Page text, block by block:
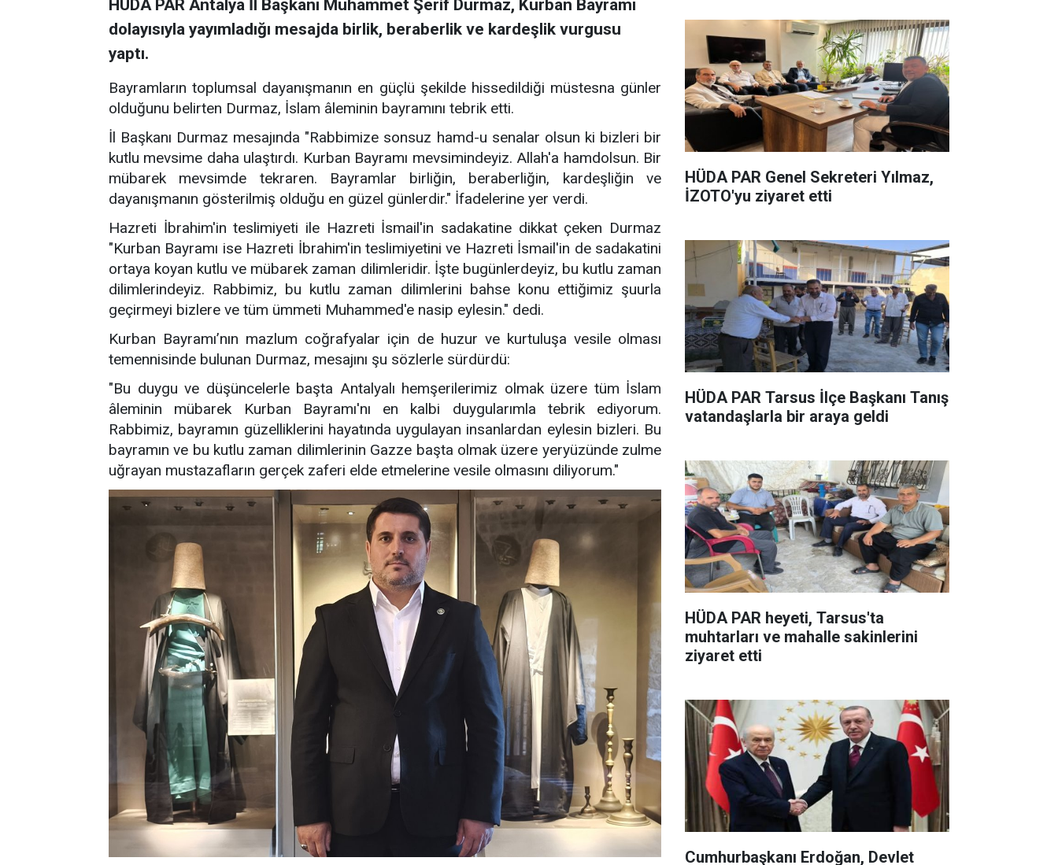
HÜDA PAR Antalya İl Başkanı Muhammet Şerif Durmaz, Kurban Bayramı
dolayısıyla yayımladığı mesajda birlik, beraberlik ve kardeşlik vurgusu
yaptı.
Bayramların toplumsal dayanışmanın en güçlü şekilde hissedildiği müstesna günler
olduğunu belirten Durmaz, İslam âleminin bayramını tebrik etti.
İl Başkanı Durmaz mesajında "Rabbimize sonsuz hamd-u senalar olsun ki bizleri bir
kutlu mevsime daha ulaştırdı. Kurban Bayramı mevsimindeyiz. Allah'a hamdolsun. Bir
mübarek mevsimde tekraren. Bayramlar birliğin, beraberliğin, kardeşliğin ve
dayanışmanın gösterilmiş olduğu en güzel günlerdir." İfadelerine yer verdi.
Hazreti İbrahim'in teslimiyeti ile Hazreti İsmail'in sadakatine dikkat çeken Durmaz
"Kurban Bayramı ise Hazreti İbrahim'in teslimiyetini ve Hazreti İsmail'in de sadakatini
ortaya koyan kutlu ve mübarek zaman dilimleridir. İşte bugünlerdeyiz, bu kutlu zaman
dilimlerindeyiz. Rabbimiz, bu kutlu zaman dilimlerini bahse konu ettiğimiz şuurla
geçirmeyi bizlere ve tüm ümmeti Muhammed'e nasip eylesin." dedi.
Kurban Bayramı’nın mazlum coğrafyalar için de huzur ve kurtuluşa vesile olması
temennisinde bulunan Durmaz, mesajını şu sözlerle sürdürdü:
"Bu duygu ve düşüncelerle başta Antalyalı hemşerilerimiz olmak üzere tüm İslam
âleminin mübarek Kurban Bayramı'nı en kalbi duygularımla tebrik ediyorum.
Rabbimiz, bayramın güzelliklerini hayatında uygulayan insanlardan eylesin bizleri. Bu
bayramın ve bu kutlu zaman dilimlerinin Gazze başta olmak üzere yeryüzünde zulme
uğrayan mustazafların gerçek zaferi elde etmelerine vesile olmasını diliyorum."
HÜDA PAR Genel Sekreteri Yılmaz,
İZOTO'yu ziyaret etti
HÜDA PAR Tarsus İlçe Başkanı Tanış
vatandaşlarla bir araya geldi
HÜDA PAR heyeti, Tarsus'ta
muhtarları ve mahalle sakinlerini
ziyaret etti
Cumhurbaşkanı Erdoğan, Devlet